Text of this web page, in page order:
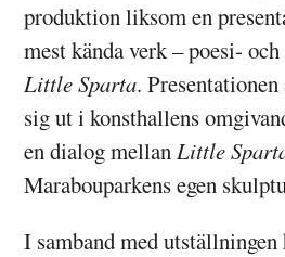
produktion liksom en
mest kända verk – poesi-
Little Sparta.
sig ut i konsthallens
en dialog mellanLittle
Marabouparkens egen
I samband med